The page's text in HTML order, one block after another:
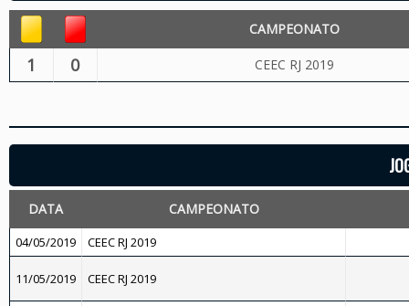
CAMPEONATO
1 0 CEEC RJ 2019
DATA CAMPEONATO
04/05/2019 CEEC RJ 2019
11/05/2019 CEEC RJ 2019